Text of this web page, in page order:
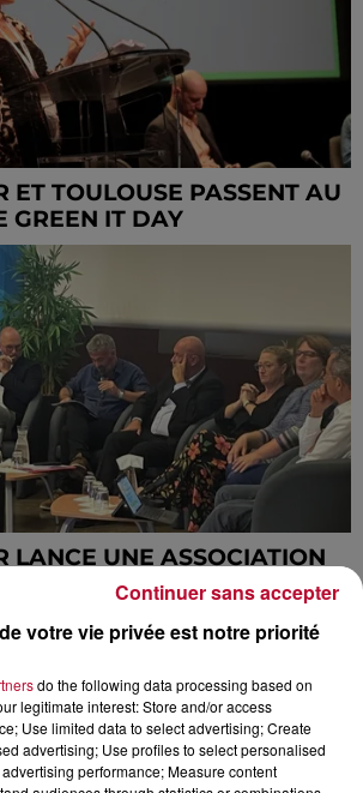
ET TOULOUSE PASSENT AU
GREEN IT DAY
LANCE UNE ASSOCIATION
L'INTELLIGENCE...
votre vie privée est notre priorité
do the following data processing based on
legitimate interest: Store and/or access
Use limited data to select advertising; Create
advertising; Use profiles to select personalised
performance; Measure content
Continuer sans accepter